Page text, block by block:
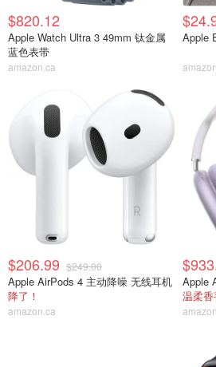
$820.12
Apple Watch Ultra 3 49mm 钛金属
蓝色表带
amazon.ca
Apple
$206.99 $249.00
Apple AirPods 4 主动降噪 无线耳机
降了！
amazon.ca
Apple
温柔香